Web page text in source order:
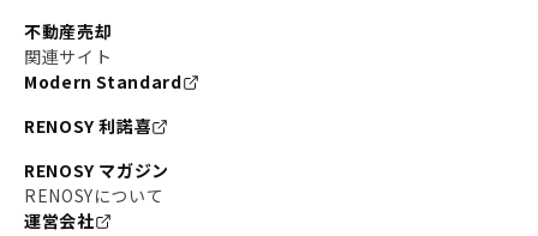
不動産売却
関連サイト
Modern Standard
RENOSY 利諾喜
RENOSY マガジン
RENOSYについて
運営会社